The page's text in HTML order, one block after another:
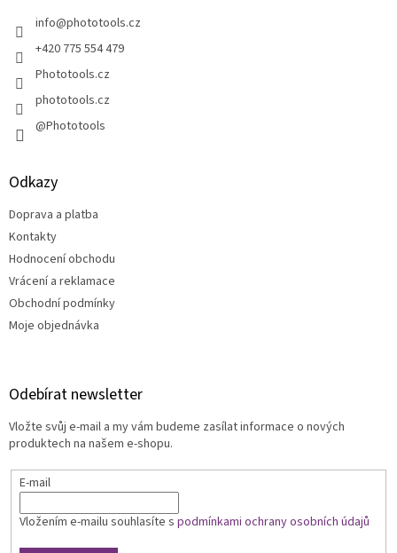
info@phototools.cz
+420 775 554 479
Phototools.cz
phototools.cz
@Phototools
Odkazy
Doprava a platba
Kontakty
Hodnocení obchodu
Vrácení a reklamace
Obchodní podmínky
Moje objednávka
Odebírat newsletter
Vložte svůj e-mail a my vám budeme zasílat informace o nových
produktech na našem e-shopu.
E-mail
Vložením e-mailu souhlasíte s podmínkami ochrany osobních údajů